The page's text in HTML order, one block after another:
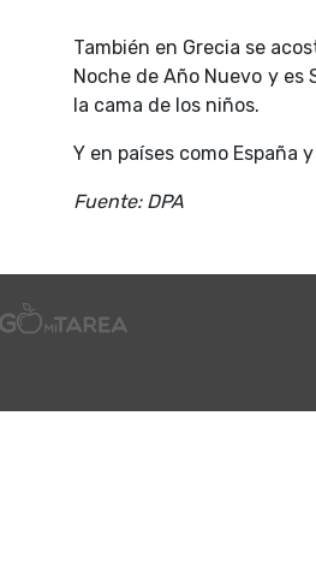
También en Grecia se
Noche de Año Nuevo y
la cama de los niños.
Y en países como España
Fuente: DPA